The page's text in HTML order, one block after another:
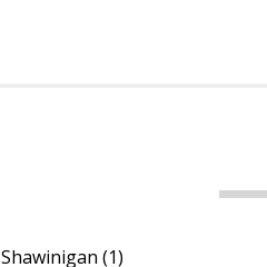
Shawinigan (1)